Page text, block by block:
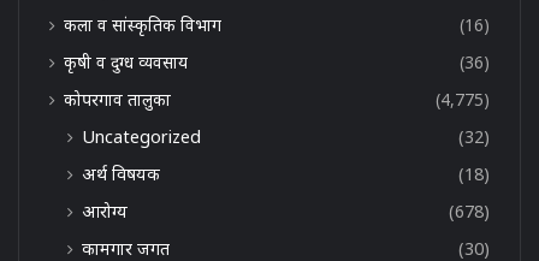
कला व सांस्कृतिक विभाग
(16)
कृषी व दुग्ध व्यवसाय
(36)
कोपरगाव तालुका
(4,775)
Uncategorized
(32)
अर्थ विषयक
(18)
आरोग्य
(678)
कामगार जगत
(30)